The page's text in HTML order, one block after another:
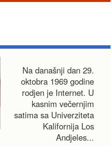
Na današnji dan 29.
oktobra 1969 godine
rodjen je Internet. U
kasnim večernjim
satima sa Univerziteta
Kalifornija Los
Andjeles...